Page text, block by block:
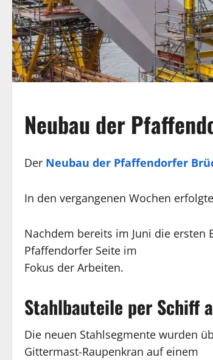
Neubau der
Der Neubau der Pfaffendorfer
In den vergangenen Wochen
Nachdem bereits im Juni die
Pfaffendorfer Seite im
Fokus der Arbeiten.
Stahlbauteile per Schiff
Die neuen Stahlsegmente wurden
Gittermast-Raupenkran auf einem